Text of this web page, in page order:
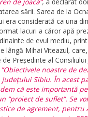
sării. Sarea de la
era considerată ca una
lacuri a căror apă
de evul mediu,
lângă Mihai Viteazul,
de Președinte al
”Obiectivele noastre de
Sibiu. În acest
că este importantă
”proiect de suflet”. Se
de agrement,